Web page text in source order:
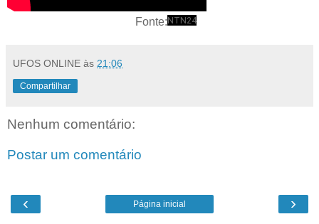
Fonte:NTN24
UFOS ONLINE às 21:06
Compartilhar
Nenhum comentário:
Postar um comentário
‹ ›
Página inicial